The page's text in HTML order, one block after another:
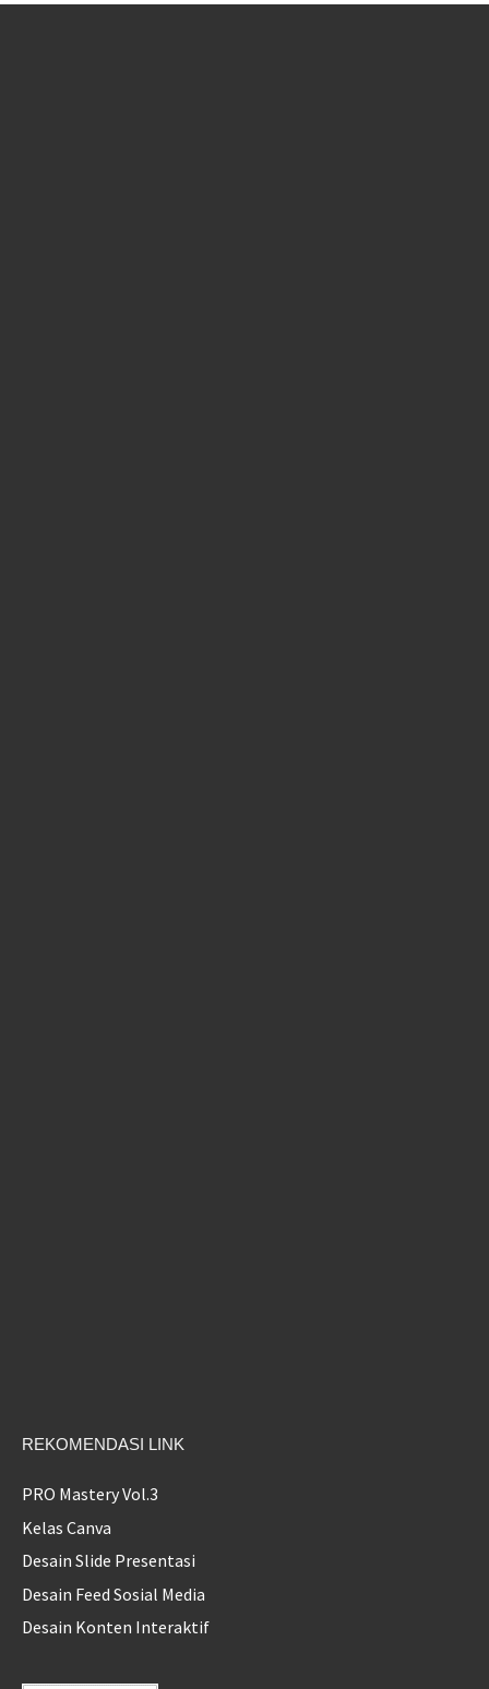
REKOMENDASI LINK
PRO Mastery Vol.3
Kelas Canva
Desain Slide Presentasi
Desain Feed Sosial Media
Desain Konten Interaktif